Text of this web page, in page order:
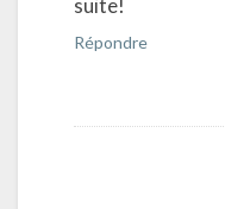
suite!
Répondre